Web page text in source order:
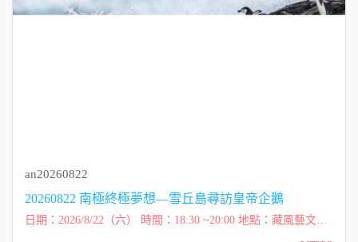
an20260822
20260822 南極終極夢想—雪丘島尋訪皇帝企鵝
日期：2026/8/22（六） 時間：18:30 ~20:00 地點：藏風藝文空